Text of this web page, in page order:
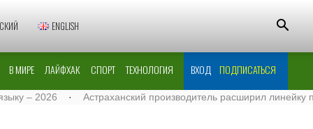
ENGLISH
В МИРЕ ЛАЙФХАК СПОРТ ТЕХНОЛОГИЯ ВХОД ПОДПИСАТЬСЯ
· Астраханский производитель расширил линейку